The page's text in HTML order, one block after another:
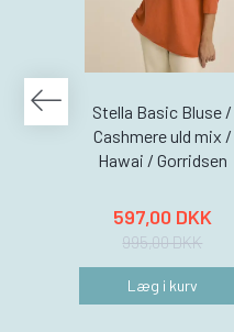
Stella Basic Bluse /
Cashmere uld mix /
Hawai / Gorridsen
597,00 DKK
995,00 DKK
Læg i kurv